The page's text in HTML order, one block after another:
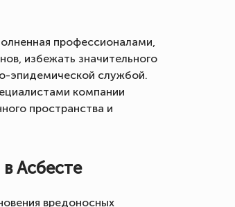
профессионалами,
избежать значительного
эпидемической службой.
компании
пространства и
Асбесте
вредоносных